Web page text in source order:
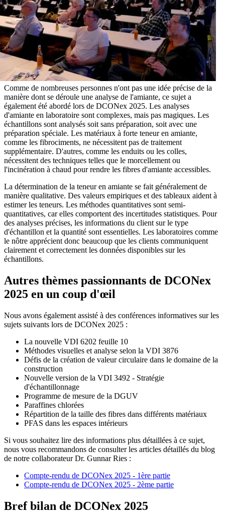
Comme de nombreuses personnes n'ont pas une idée précise de la
manière dont se déroule une analyse de l'amiante, ce sujet a
également été abordé lors de DCONex 2025. Les analyses
d'amiante en laboratoire sont complexes, mais pas magiques. Les
échantillons sont analysés soit sans préparation, soit avec une
préparation spéciale. Les matériaux à forte teneur en amiante,
comme les fibrociments, ne nécessitent pas de traitement
supplémentaire. D'autres, comme les enduits ou les colles,
nécessitent des techniques telles que le morcellement ou
l'incinération à chaud pour rendre les fibres d'amiante accessibles.
La détermination de la teneur en amiante se fait généralement de
manière qualitative. Des valeurs empiriques et des tableaux aident à
estimer les teneurs. Les méthodes quantitatives sont semi-
quantitatives, car elles comportent des incertitudes statistiques. Pour
des analyses précises, les informations du client sur le type
d'échantillon et la quantité sont essentielles. Les laboratoires comme
le nôtre apprécient donc beaucoup que les clients communiquent
clairement et correctement les données disponibles sur les
échantillons.
Autres thèmes passionnants de DCONex
2025 en un coup d'œil
Nous avons également assisté à des conférences informatives sur les
sujets suivants lors de DCONex 2025 :
La nouvelle VDI 6202 feuille 10
Méthodes visuelles et analyse selon la VDI 3876
Défis de la création de valeur circulaire dans le domaine de la
construction
Nouvelle version de la VDI 3492 - Stratégie
d'échantillonnage
Programme de mesure de la DGUV
Paraffines chlorées
Répartition de la taille des fibres dans différents matériaux
PFAS dans les espaces intérieurs
Si vous souhaitez lire des informations plus détaillées à ce sujet,
nous vous recommandons de consulter les articles détaillés du blog
de notre collaborateur Dr. Gunnar Ries :
Compte-rendu de DCONex 2025 - 1ère partie
Compte-rendu de DCONex 2025 - 2ème partie
Bref bilan de DCONex 2025